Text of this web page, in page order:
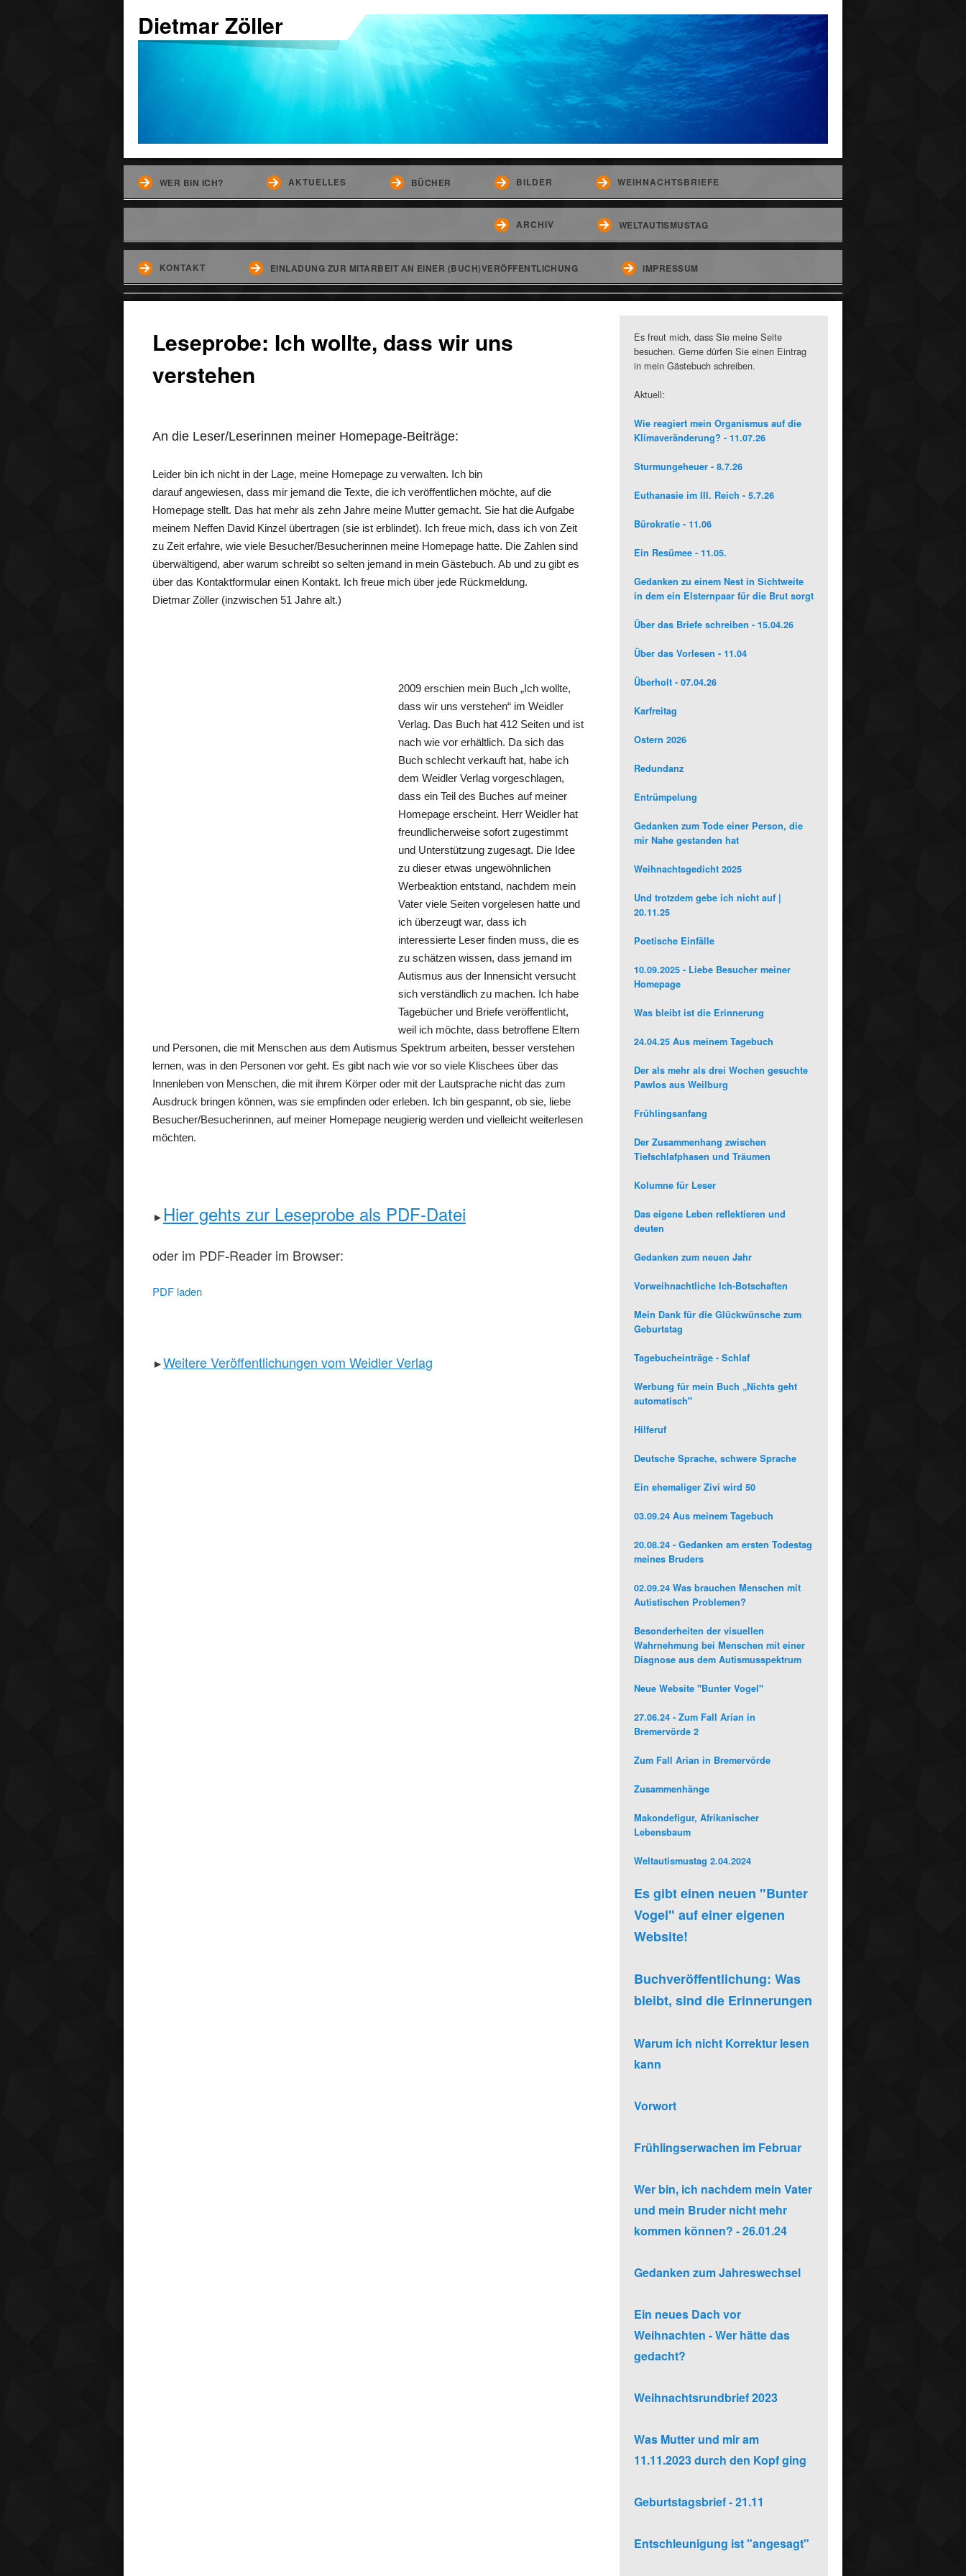
Dietmar Zöller
WER BIN ICH? AKTUELLES BÜCHER BILDER WEIHNACHTSBRIEFE
ARCHIV WELTAUTISMUSTAG
KONTAKT EINLADUNG ZUR MITARBEIT AN EINER (BUCH)VERÖFFENTLICHUNG IMPRESSUM
Leseprobe: Ich wollte, dass wir uns
verstehen
An die Leser/Leserinnen meiner Homepage-Beiträge:
Leider bin ich nicht in der Lage, meine Homepage zu verwalten. Ich bin
darauf angewiesen, dass mir jemand die Texte, die ich veröffentlichen möchte, auf die
Homepage stellt. Das hat mehr als zehn Jahre meine Mutter gemacht. Sie hat die Aufgabe
meinem Neffen David Kinzel übertragen (sie ist erblindet). Ich freue mich, dass ich von Zeit
zu Zeit erfahre, wie viele Besucher/Besucherinnen meine Homepage hatte. Die Zahlen sind
überwältigend, aber warum schreibt so selten jemand in mein Gästebuch. Ab und zu gibt es
über das Kontaktformular einen Kontakt. Ich freue mich über jede Rückmeldung.
Dietmar Zöller (inzwischen 51 Jahre alt.)
2009 erschien mein Buch „Ich wollte,
dass wir uns verstehen“ im Weidler
Verlag. Das Buch hat 412 Seiten und ist
nach wie vor erhältlich. Da sich das
Buch schlecht verkauft hat, habe ich
dem Weidler Verlag vorgeschlagen,
dass ein Teil des Buches auf meiner
Homepage erscheint. Herr Weidler hat
freundlicherweise sofort zugestimmt
und Unterstützung zugesagt. Die Idee
zu dieser etwas ungewöhnlichen
Werbeaktion entstand, nachdem mein
Vater viele Seiten vorgelesen hatte und
ich überzeugt war, dass ich
interessierte Leser finden muss, die es
zu schätzen wissen, dass jemand im
Autismus aus der Innensicht versucht
sich verständlich zu machen. Ich habe
Tagebücher und Briefe veröffentlicht,
weil ich möchte, dass betroffene Eltern
und Personen, die mit Menschen aus dem Autismus Spektrum arbeiten, besser verstehen
lernen, was in den Personen vor geht. Es gibt nach wie vor so viele Klischees über das
Innenleben von Menschen, die mit ihrem Körper oder mit der Lautsprache nicht das zum
Ausdruck bringen können, was sie empfinden oder erleben. Ich bin gespannt, ob sie, liebe
Besucher/Besucherinnen, auf meiner Homepage neugierig werden und vielleicht weiterlesen
möchten.
► Hier gehts zur Leseprobe als PDF-Datei
oder im PDF-Reader im Browser:
PDF laden
►Weitere Veröffentlichungen vom Weidler Verlag
Es freut mich, dass Sie meine Seite
besuchen. Gerne dürfen Sie einen Eintrag
in mein Gästebuch schreiben.
Aktuell:
Wie reagiert mein Organismus auf die
Klimaveränderung? - 11.07.26
Sturmungeheuer - 8.7.26
Euthanasie im III. Reich - 5.7.26
Bürokratie - 11.06
Ein Resümee - 11.05.
Gedanken zu einem Nest in Sichtweite
in dem ein Elsternpaar für die Brut sorgt
Über das Briefe schreiben - 15.04.26
Über das Vorlesen - 11.04
Überholt - 07.04.26
Karfreitag
Ostern 2026
Redundanz
Entrümpelung
Gedanken zum Tode einer Person, die
mir Nahe gestanden hat
Weihnachtsgedicht 2025
Und trotzdem gebe ich nicht auf |
20.11.25
Poetische Einfälle
10.09.2025 - Liebe Besucher meiner
Homepage
Was bleibt ist die Erinnerung
24.04.25 Aus meinem Tagebuch
Der als mehr als drei Wochen gesuchte
Pawlos aus Weilburg
Frühlingsanfang
Der Zusammenhang zwischen
Tiefschlafphasen und Träumen
Kolumne für Leser
Das eigene Leben reflektieren und
deuten
Gedanken zum neuen Jahr
Vorweihnachtliche Ich-Botschaften
Mein Dank für die Glückwünsche zum
Geburtstag
Tagebucheinträge - Schlaf
Werbung für mein Buch „Nichts geht
automatisch"
Hilferuf
Deutsche Sprache, schwere Sprache
Ein ehemaliger Zivi wird 50
03.09.24 Aus meinem Tagebuch
20.08.24 - Gedanken am ersten Todestag
meines Bruders
02.09.24 Was brauchen Menschen mit
Autistischen Problemen?
Besonderheiten der visuellen
Wahrnehmung bei Menschen mit einer
Diagnose aus dem Autismusspektrum
Neue Website "Bunter Vogel"
27.06.24 - Zum Fall Arian in
Bremervörde 2
Zum Fall Arian in Bremervörde
Zusammenhänge
Makondefigur, Afrikanischer
Lebensbaum
Weltautismustag 2.04.2024
Es gibt einen neuen "Bunter
Vogel" auf einer eigenen
Website!
Buchveröffentlichung: Was
bleibt, sind die Erinnerungen
Warum ich nicht Korrektur lesen
kann
Vorwort
Frühlingserwachen im Februar
Wer bin, ich nachdem mein Vater
und mein Bruder nicht mehr
kommen können? - 26.01.24
Gedanken zum Jahreswechsel
Ein neues Dach vor
Weihnachten - Wer hätte das
gedacht?
Weihnachtsrundbrief 2023
Was Mutter und mir am
11.11.2023 durch den Kopf ging
Geburtstagsbrief - 21.11
Entschleunigung ist "angesagt"